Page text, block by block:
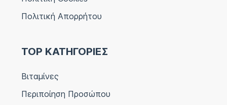
Πολιτική Απορρήτου
TOP ΚΑΤΗΓΟΡΙΕΣ
Βιταμίνες
Περιποίηση Προσώπου